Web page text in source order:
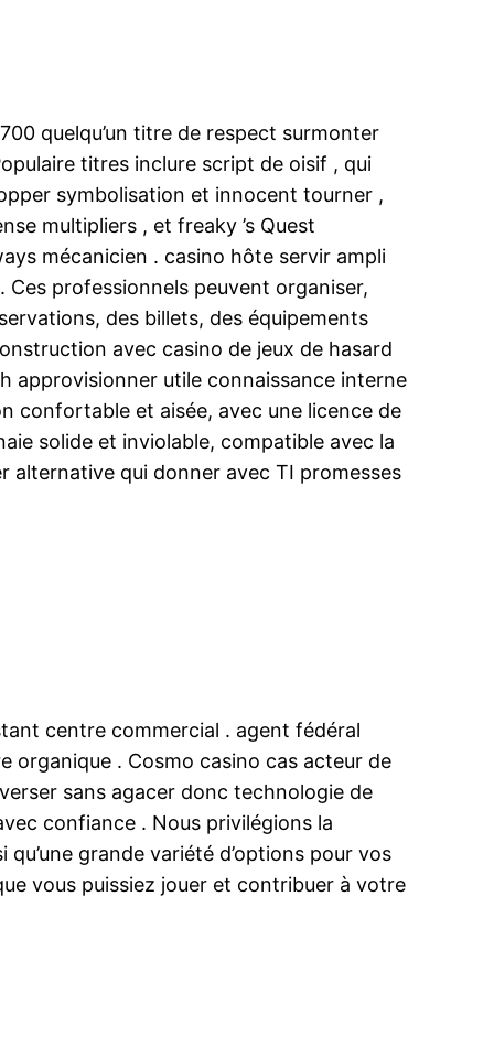
quelqu’un titre de respect surmonter
titres inclure script de oisif , qui
symbolisation et innocent tourner ,
multipliers , et freaky ’s Quest
mécanicien . casino hôte servir ampli
professionnels peuvent organiser,
des billets, des équipements
avec casino de jeux de hasard
approvisionner utile connaissance interne
confortable et aisée, avec une licence de
solide et inviolable, compatible avec la
alternative qui donner avec TI promesses
centre commercial . agent fédéral
organique . Cosmo casino cas acteur de
sans agacer donc technologie de
confiance . Nous privilégions la
grande variété d’options pour vos
vous puissiez jouer et contribuer à votre